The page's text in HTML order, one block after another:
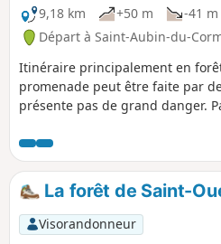
9,18 km
+50 m -41 m
Départ à Saint-Aubin-du-
Itinéraire principalement en
promenade peut être faite par
présente pas de grand danger.
certains passages.
La forêt de Saint-
Visorandonneur